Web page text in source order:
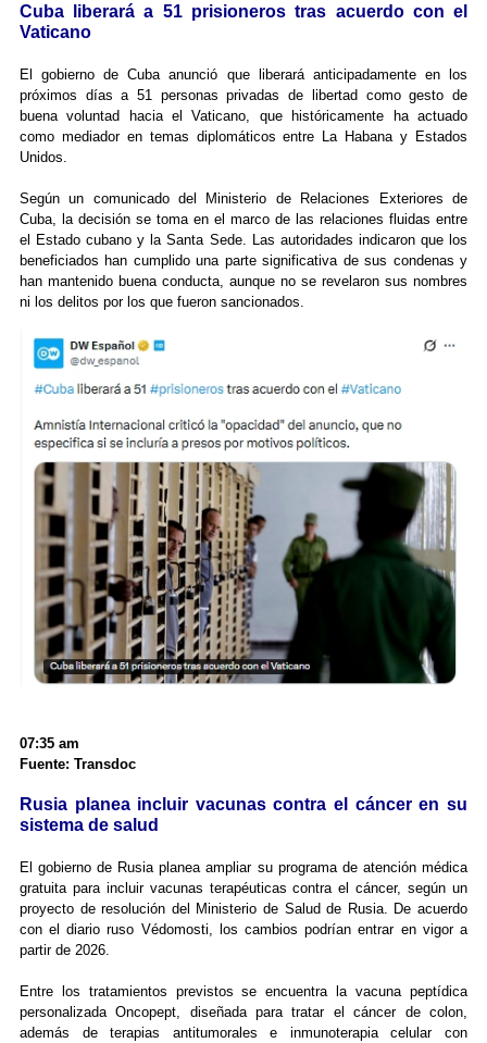
Cuba liberará a 51 prisioneros tras acuerdo con el
Vaticano
El gobierno de Cuba anunció que liberará anticipadamente en los
próximos días a 51 personas privadas de libertad como gesto de
buena voluntad hacia el Vaticano, que históricamente ha actuado
como mediador en temas diplomáticos entre La Habana y Estados
Unidos.
Según un comunicado del Ministerio de Relaciones Exteriores de
Cuba, la decisión se toma en el marco de las relaciones fluidas entre
el Estado cubano y la Santa Sede. Las autoridades indicaron que los
beneficiados han cumplido una parte significativa de sus condenas y
han mantenido buena conducta, aunque no se revelaron sus nombres
ni los delitos por los que fueron sancionados.
07:35 am
Fuente: Transdoc
Rusia planea incluir vacunas contra el cáncer en su
sistema de salud
El gobierno de Rusia planea ampliar su programa de atención médica
gratuita para incluir vacunas terapéuticas contra el cáncer, según un
proyecto de resolución del Ministerio de Salud de Rusia. De acuerdo
con el diario ruso Védomosti, los cambios podrían entrar en vigor a
partir de 2026.
Entre los tratamientos previstos se encuentra la vacuna peptídica
personalizada Oncopept, diseñada para tratar el cáncer de colon,
además de terapias antitumorales e inmunoterapia celular con